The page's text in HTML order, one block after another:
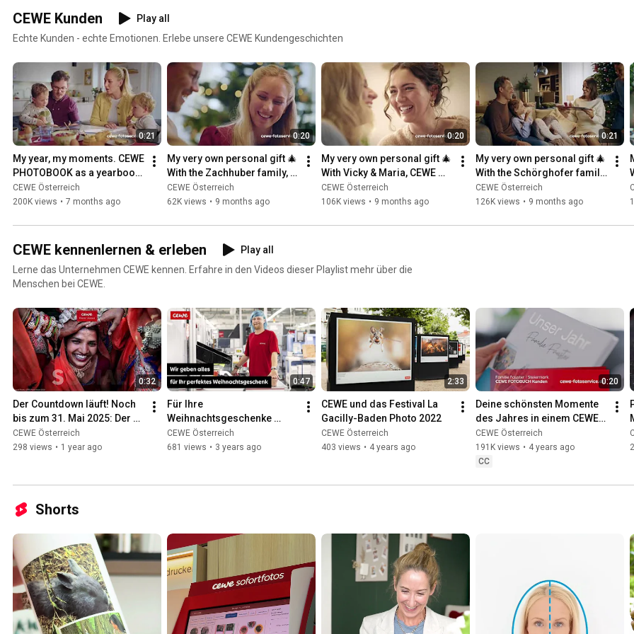
CEWE Kunden
Play all
Echte Kunden - echte Emotionen. Erlebe unsere CEWE Kundengeschichten
0:21
My year, my moments. CEWE
PHOTOBOOK as a yearbook.
With the Zachhuber family,
CEWE customers.
CEWE Österreich
200K views • 7 months ago
0:20
My very own personal gift 🎄
With the Zachhuber family,
CEWE customers
CEWE Österreich
62K views • 9 months ago
0:20
My very own personal gift 🎄
With Vicky & Maria, CEWE
customers
CEWE Österreich
106K views • 9 months ago
0:21
My very own personal gift 🎄
With the Schörghofer family,
CEWE customers
CEWE Österreich
126K views • 9 months ago
CEWE kennenlernen & erleben
Play all
Lerne das Unternehmen CEWE kennen. Erfahre in den Videos dieser Playlist mehr über die
Menschen bei CEWE.
0:32
Der Countdown läuft! Noch
bis zum 31. Mai 2025: Der
CEWE Photo Award 2025
geht in die heiße Phase!
CEWE Österreich
298 views • 1 year ago
0:47
Für Ihre
Weihnachtsgeschenke
krempeln wir die Ärmel
hoch
CEWE Österreich
681 views • 3 years ago
2:33
CEWE und das Festival La
Gacilly-Baden Photo 2022
CEWE Österreich
403 views • 4 years ago
0:20
Deine schönsten Momente
des Jahres in einem CEWE
FOTOBUCH
CEWE Österreich
191K views • 4 years ago
CC
Shorts